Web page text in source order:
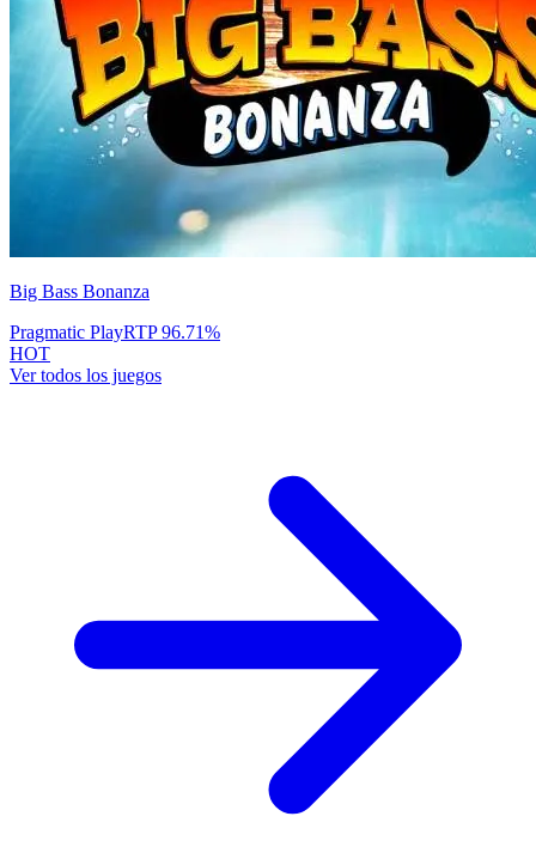
Big Bass Bonanza
Pragmatic PlayRTP96.71%
HOT
Ver todos los juegos